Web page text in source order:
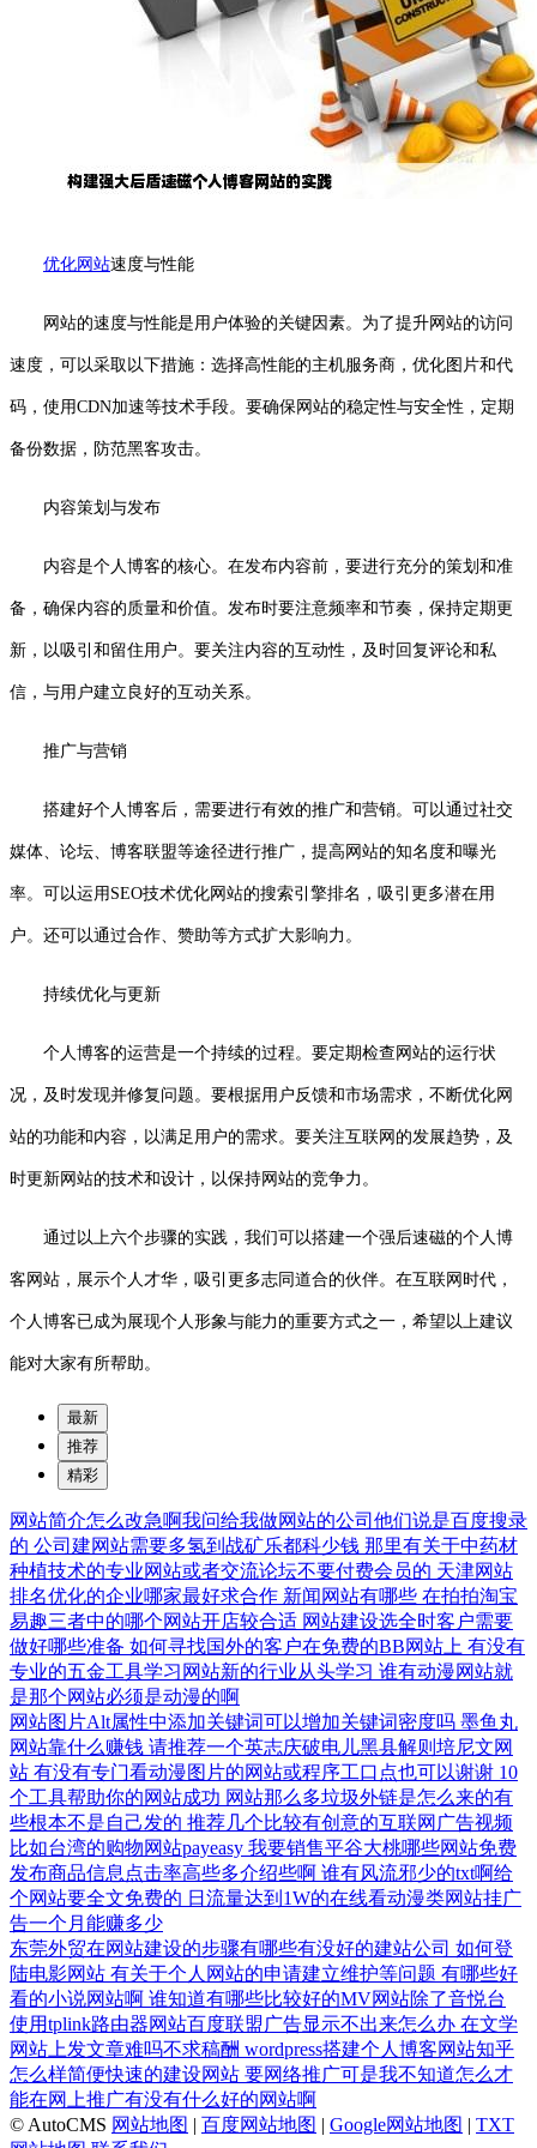
优化网站速度与性能
网站的速度与性能是用户体验的关键因素。为了提升网站的访问
速度，可以采取以下措施：选择高性能的主机服务商，优化图片和代
码，使用CDN加速等技术手段。要确保网站的稳定性与安全性，定期
备份数据，防范黑客攻击。
内容策划与发布
内容是个人博客的核心。在发布内容前，要进行充分的策划和准
备，确保内容的质量和价值。发布时要注意频率和节奏，保持定期更
新，以吸引和留住用户。要关注内容的互动性，及时回复评论和私
信，与用户建立良好的互动关系。
推广与营销
搭建好个人博客后，需要进行有效的推广和营销。可以通过社交
媒体、论坛、博客联盟等途径进行推广，提高网站的知名度和曝光
率。可以运用SEO技术优化网站的搜索引擎排名，吸引更多潜在用
户。还可以通过合作、赞助等方式扩大影响力。
持续优化与更新
个人博客的运营是一个持续的过程。要定期检查网站的运行状
况，及时发现并修复问题。要根据用户反馈和市场需求，不断优化网
站的功能和内容，以满足用户的需求。要关注互联网的发展趋势，及
时更新网站的技术和设计，以保持网站的竞争力。
通过以上六个步骤的实践，我们可以搭建一个强后速磁的个人博
客网站，展示个人才华，吸引更多志同道合的伙伴。在互联网时代，
个人博客已成为展现个人形象与能力的重要方式之一，希望以上建议
能对大家有所帮助。
最新
推荐
精彩
网站简介怎么改急啊我问给我做网站的公司他们说是百度搜录
的 公司建网站需要多氢到战矿乐都科少钱 那里有关于中药材
种植技术的专业网站或者交流论坛不要付费会员的 天津网站
排名优化的企业哪家最好求合作 新闻网站有哪些 在拍拍淘宝
易趣三者中的哪个网站开店较合适 网站建设选全时客户需要
做好哪些准备 如何寻找国外的客户在免费的BB网站上 有没有
专业的五金工具学习网站新的行业从头学习 谁有动漫网站就
是那个网站必须是动漫的啊
网站图片Alt属性中添加关键词可以增加关键词密度吗 墨鱼丸
网站靠什么赚钱 请推荐一个英志庆破电儿黑县解则培尼文网
站 有没有专门看动漫图片的网站或程序工口点也可以谢谢 10
个工具帮助你的网站成功 网站那么多垃圾外链是怎么来的有
些根本不是自己发的 推荐几个比较有创意的互联网广告视频
比如台湾的购物网站payeasy 我要销售平谷大桃哪些网站免费
发布商品信息点击率高些多介绍些啊 谁有风流邪少的txt啊给
个网站要全文免费的 日流量达到1W的在线看动漫类网站挂广
告一个月能赚多少
东莞外贸在网站建设的步骤有哪些有没好的建站公司 如何登
陆电影网站 有关于个人网站的申请建立维护等问题 有哪些好
看的小说网站啊 谁知道有哪些比较好的MV网站除了音悦台
使用tplink路由器网站百度联盟广告显示不出来怎么办 在文学
网站上发文章难吗不求稿酬 wordpress搭建个人博客网站知乎
怎么样简便快速的建设网站 要网络推广可是我不知道怎么才
能在网上推广有没有什么好的网站啊
© AutoCMS 网站地图 | 百度网站地图 | Google网站地图 | TXT